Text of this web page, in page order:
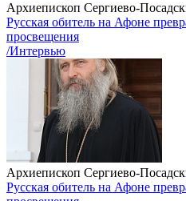
Архиепископ Сергиево-
Русская обитель на Афоне
просвещения
/Интервью
Архиепископ Сергиево-
Русская обитель на Афоне